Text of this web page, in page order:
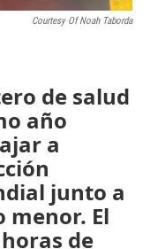
Courtesy Of Noah Taborda
de salud
año
a
junto a
menor. El
de